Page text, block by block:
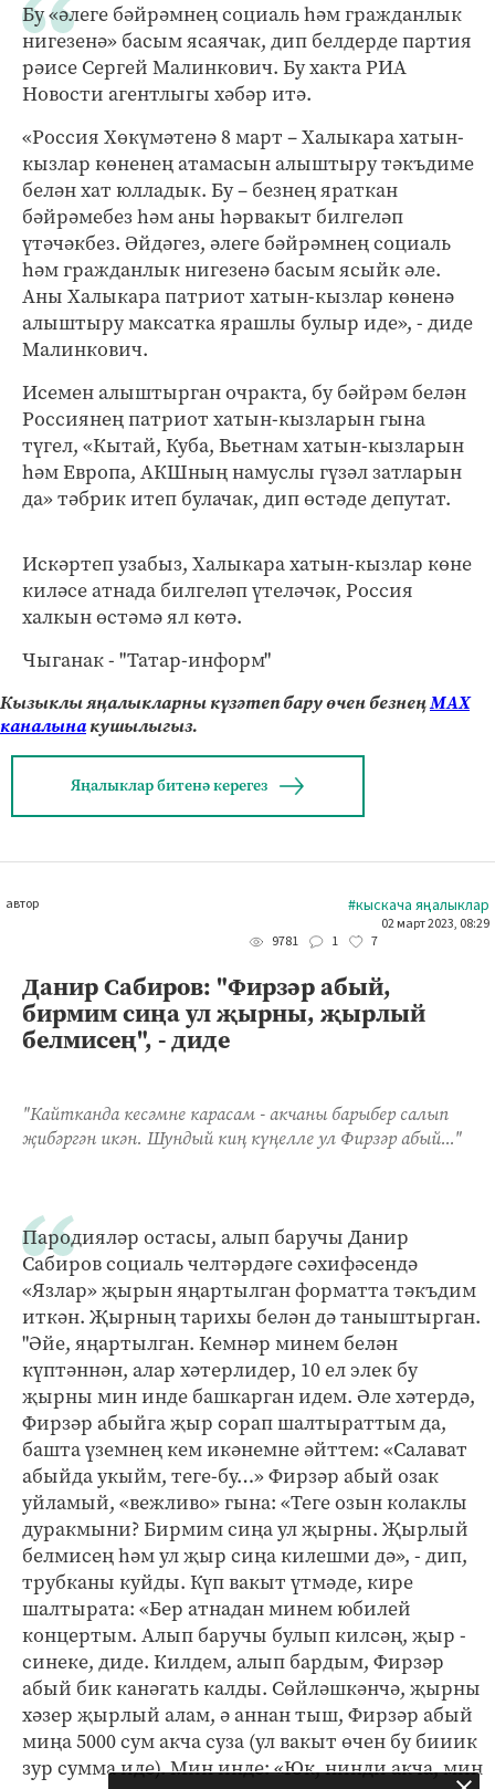
Бу «әлеге бәйрәмнең социаль һәм гражданлык
нигезенә» басым ясаячак, дип белдерде партия
рәисе Сергей Малинкович. Бу хакта РИА
Новости агентлыгы хәбәр итә.
«Россия Хөкүмәтенә 8 март – Халыкара хатын-
кызлар көненең атамасын алыштыру тәкъдиме
белән хат юлладык. Бу – безнең яраткан
бәйрәмебез һәм аны һәрвакыт билгеләп
үтәчәкбез. Әйдәгез, әлеге бәйрәмнең социаль
һәм гражданлык нигезенә басым ясыйк әле.
Аны Халыкара патриот хатын-кызлар көненә
алыштыру максатка ярашлы булыр иде», - диде
Малинкович.
Исемен алыштырган очракта, бу бәйрәм белән
Россиянең патриот хатын-кызларын гына
түгел, «Кытай, Куба, Вьетнам хатын-кызларын
һәм Европа, АКШның намуслы гүзәл затларын
да» тәбрик итеп булачак, дип өстәде депутат.
Искәртеп узабыз, Халыкара хатын-кызлар көне
киләсе атнада билгеләп үтеләчәк, Россия
халкын өстәмә ял көтә.
Чыганак - "Татар-информ"
Кызыклы яңалыкларны күзәтеп бару өчен безнеңМАХ
каналынакушылыгыз.
Яңалыклар битенә керегез
автор #кыскача яңалыклар
02 март 2023, 08:29
9781
1 7
Данир Сабиров: "Фирзәр абый,
бирмим сиңа ул җырны, җырлый
белмисең", - диде
"Кайтканда кесәмне карасам - акчаны барыбер салып
җибәргән икән. Шундый киң күңелле ул Фирзәр абый..."
Пародияләр остасы, алып баручы Данир
Сабиров социаль челтәрдәге сәхифәсендә
«Язлар» җырын яңартылган форматта тәкъдим
иткән. Җырның тарихы белән дә таныштырган.
"Əйе, яңартылган. Кемнәр минем белән
күптәннән, алар хәтерлидер, 10 ел элек бу
җырны мин инде башкарган идем. Əле хәтердә,
Фирзәр абыйга җыр сорап шалтыраттым да,
башта үземнең кем икәнемне әйттем: «Салават
абыйда укыйм, теге-бу…» Фирзәр абый озак
уйламый, «вежливо» гына: «Теге озын колаклы
дуракмыни? Бирмим сиңа ул җырны. Җырлый
белмисең һәм ул җыр сиңа килешми дә», - дип,
трубканы куйды. Күп вакыт үтмәде, кире
шалтырата: «Бер атнадан минем юбилей
концертым. Алып баручы булып килсәң, җыр -
синеке, диде. Килдем, алып бардым, Фирзәр
абый бик канәгать калды. Сөйләшкәнчә, җырны
хәзер җырлый алам, ә аннан тыш, Фирзәр абый
миңа 5000 сум акча суза (ул вакыт өчен бу бииик
зур сумма иде). Мин инде: «Юк, нинди акча, мин